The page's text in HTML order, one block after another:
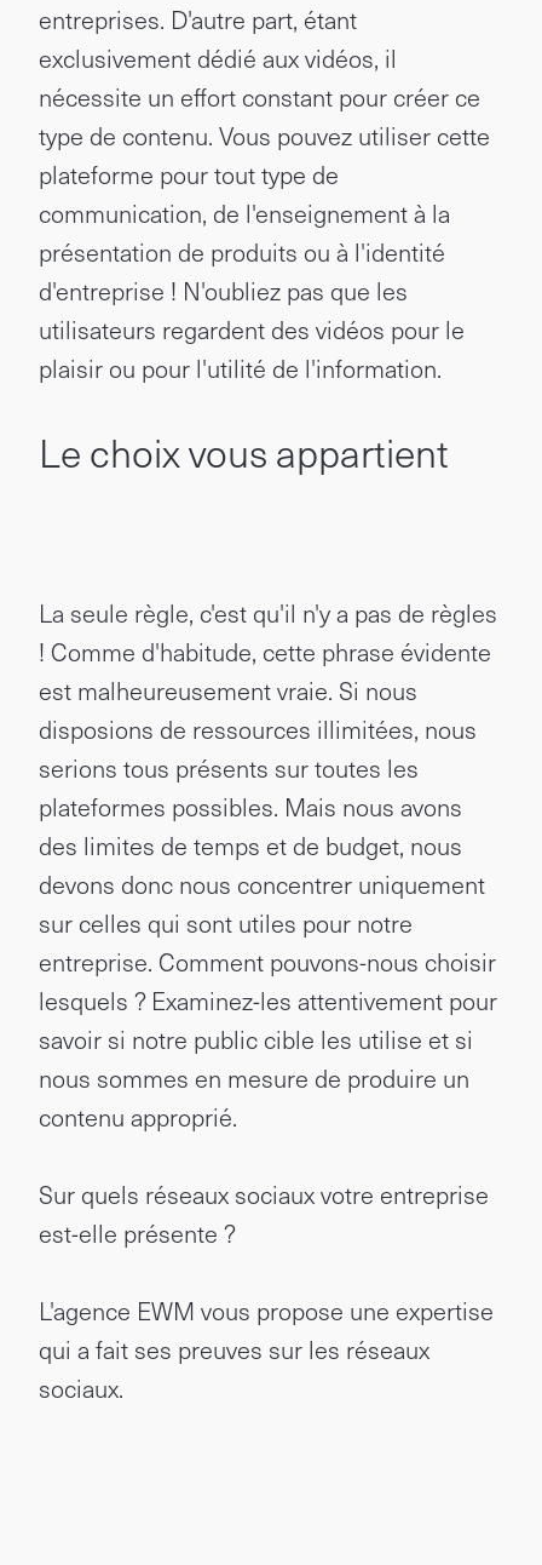
entreprises. D'autre part, étant
exclusivement dédié aux vidéos, il
nécessite un effort constant pour créer ce
type de contenu. Vous pouvez utiliser cette
plateforme pour tout type de
communication, de l'enseignement à la
présentation de produits ou à l'identité
d'entreprise ! N'oubliez pas que les
utilisateurs regardent des vidéos pour le
plaisir ou pour l'utilité de l'information.
Le choix vous appartient
La seule règle, c'est qu'il n'y a pas de règles
! Comme d'habitude, cette phrase évidente
est malheureusement vraie. Si nous
disposions de ressources illimitées, nous
serions tous présents sur toutes les
plateformes possibles. Mais nous avons
des limites de temps et de budget, nous
devons donc nous concentrer uniquement
sur celles qui sont utiles pour notre
entreprise. Comment pouvons-nous choisir
lesquels ? Examinez-les attentivement pour
savoir si notre public cible les utilise et si
nous sommes en mesure de produire un
contenu approprié.
Sur quels réseaux sociaux votre entreprise
est-elle présente ?
L'agence EWM vous propose une expertise
qui a fait ses preuves sur les réseaux
sociaux.